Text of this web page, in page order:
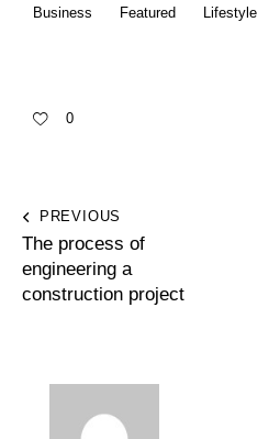
Business Featured Lifestyle
0
PREVIOUS
The process of
engineering a
construction project